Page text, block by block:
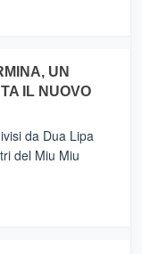
UN
IL NUOVO
da Dua Lipa
del Miu Miu